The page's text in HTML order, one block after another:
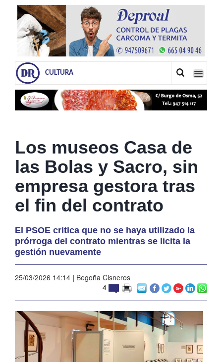
CULTURA
Los museos Casa de
las Bolas y Sacro, sin
empresa gestora tras
el fin del contrato
El PSOE critica que no se haya utilizado la
prórroga del contrato mientras se licita la
gestión nuevamente
25/03/2026 14:14 | Begoña Cisneros
4